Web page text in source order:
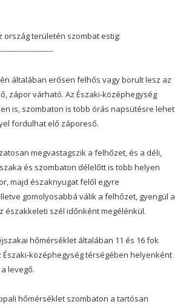
ország területén szombat estig:
általában erősen felhős vagy borult lesz az
zápor várható. Az Északi-középhegység
is, szombaton is több órás napsütésre lehet
fordulhat elő záporeső.
megvastagszik a felhőzet, és a déli,
és szombaton délelőtt is több helyen
majd északnyugat felől egyre
gomolyosabbá válik a felhőzet, gyengül a
északkeleti szél időnként megélénkül.
hőmérséklet általában 11 és 16 fok
Északi-középhegység térségében helyenként
levegő.
hőmérséklet szombaton a tartósan